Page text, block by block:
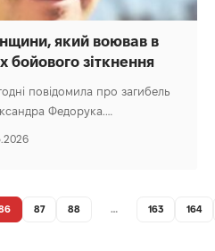
який воював в
бойового зіткнення
повідомила про загибель
Федорука.…
87 88 … 163 164